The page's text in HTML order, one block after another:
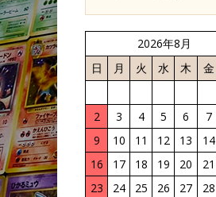
2026年8月
日
月 火 水 木 金
2
3 4 5 6 7
9
10 11 12 13 14
16
17 18 19 20 21
23
24 25 26 27 28